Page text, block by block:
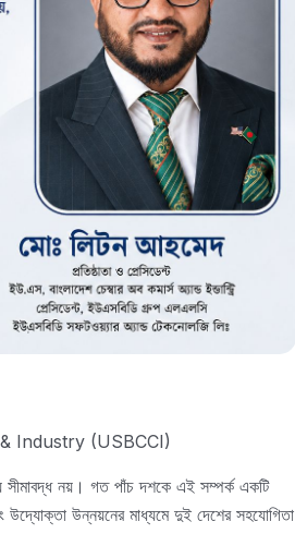
Industry (USBCCI)
সীমাবদ্ধ নয়। গত পাঁচ দশকে এই সম্পর্ক একটি
উদ্যোক্তা উন্নয়নের মাধ্যমে দুই দেশের সহযোগিতা